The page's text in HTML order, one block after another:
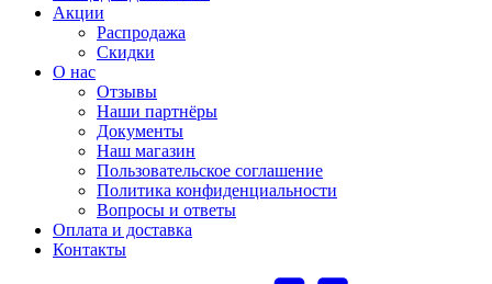
Акции
Распродажа
Скидки
О нас
Отзывы
Наши партнёры
Документы
Наш магазин
Пользовательское соглашение
Политика конфиденциальности
Вопросы и ответы
Оплата и доставка
Контакты